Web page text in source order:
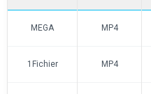
MEGA MP4
1Fichier MP4